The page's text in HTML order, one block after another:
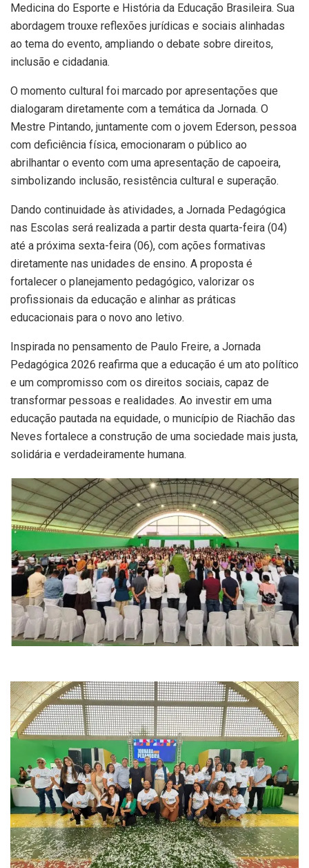
Medicina do Esporte e História da Educação Brasileira. Sua
abordagem trouxe reflexões jurídicas e sociais alinhadas
ao tema do evento, ampliando o debate sobre direitos,
inclusão e cidadania.
O momento cultural foi marcado por apresentações que
dialogaram diretamente com a temática da Jornada. O
Mestre Pintando, juntamente com o jovem Ederson, pessoa
com deficiência física, emocionaram o público ao
abrilhantar o evento com uma apresentação de capoeira,
simbolizando inclusão, resistência cultural e superação.
Dando continuidade às atividades, a Jornada Pedagógica
nas Escolas será realizada a partir desta quarta-feira (04)
até a próxima sexta-feira (06), com ações formativas
diretamente nas unidades de ensino. A proposta é
fortalecer o planejamento pedagógico, valorizar os
profissionais da educação e alinhar as práticas
educacionais para o novo ano letivo.
Inspirada no pensamento de Paulo Freire, a Jornada
Pedagógica 2026 reafirma que a educação é um ato político
e um compromisso com os direitos sociais, capaz de
transformar pessoas e realidades. Ao investir em uma
educação pautada na equidade, o município de Riachão das
Neves fortalece a construção de uma sociedade mais justa,
solidária e verdadeiramente humana.